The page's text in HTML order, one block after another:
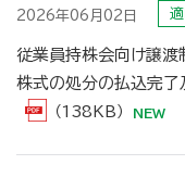
2026年06月02日
従業員持株会向け譲渡
株式の処分の払込完了
（138KB）